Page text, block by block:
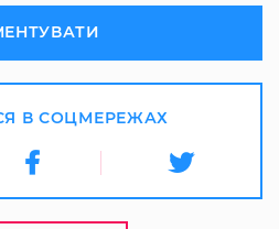
В СОЦМЕРЕЖАХ